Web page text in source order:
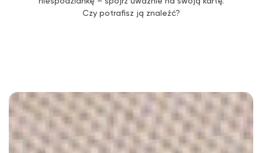
Czy potrafisz ją znaleźć?